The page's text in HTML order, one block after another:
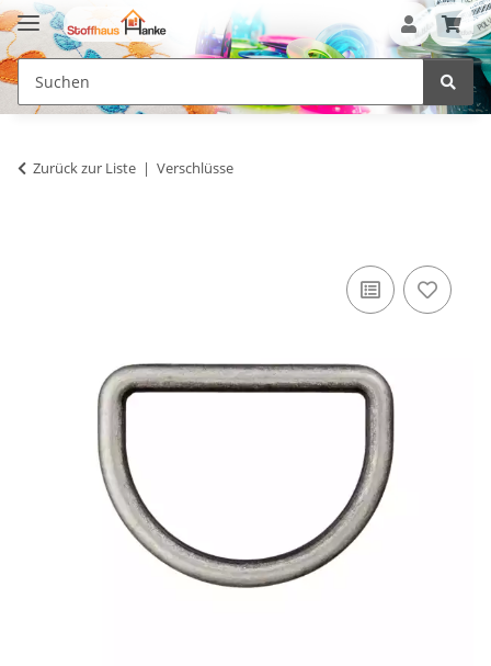
Zurück zur Liste Verschlüsse